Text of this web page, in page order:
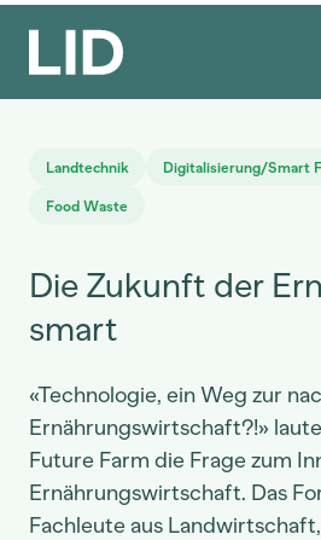
Landtechnik Digitalisierung/Smart
Food Waste
Die Zukunft der
smart
«Technologie, ein Weg zur
Ernährungswirtschaft?!»
Future Farm die Frage zum
Ernährungswirtschaft. Das
Fachleute aus